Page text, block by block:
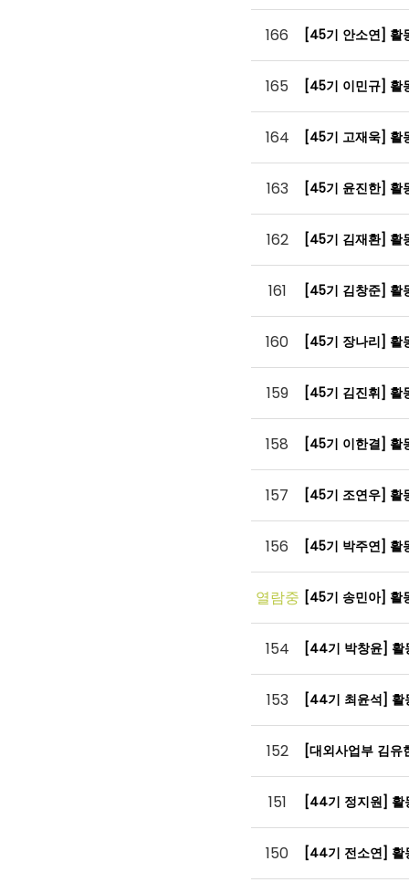
166 [45기 안소연] 활
165 [45기 이민규] 활
164 [45기 고재욱] 활
163 [45기 윤진한] 활
162 [45기 김재환] 활
161 [45기 김창준] 활
160 [45기 장나리] 활
159 [45기 김진휘] 활
158 [45기 이한결] 활
157 [45기 조연우] 활
156 [45기 박주연] 활
열람중 [45기 송민아] 활
154 [44기 박창윤]
153 [44기 최윤석]
152 [대외사업부 김
151 [44기 정지원]
150 [44기 전소연]